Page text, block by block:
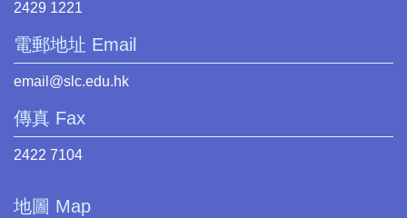
2429 1221
電郵地址 Email
email@slc.edu.hk
傳真 Fax
2422 7104
地圖 Map